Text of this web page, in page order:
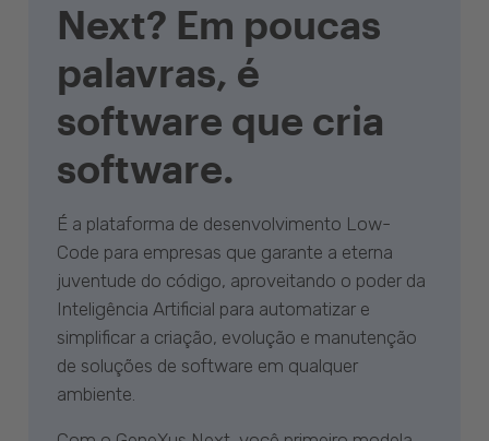
Next? Em poucas
palavras, é
software que cria
software.
É a plataforma de desenvolvimento Low-
Code para empresas que garante a eterna
juventude do código, aproveitando o poder da
Inteligência Artificial para automatizar e
simplificar a criação, evolução e manutenção
de soluções de software em qualquer
ambiente.